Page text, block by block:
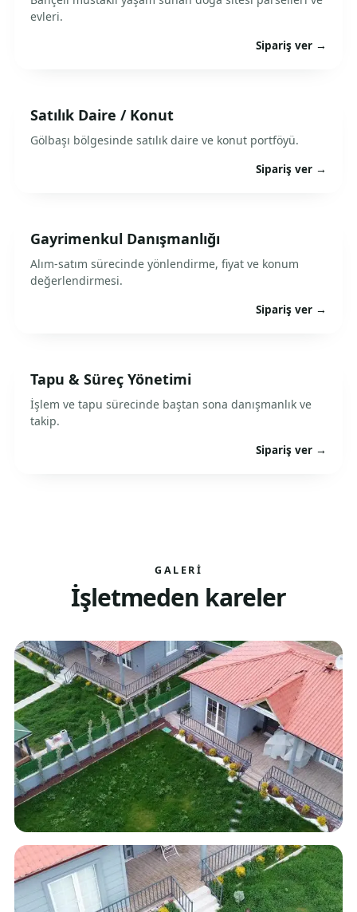
evleri.
Sipariş ver →
Satılık Daire / Konut
Gölbaşı bölgesinde satılık daire ve konut portföyü.
Sipariş ver →
Gayrimenkul Danışmanlığı
Alım-satım sürecinde yönlendirme, fiyat ve konum
değerlendirmesi.
Sipariş ver →
Tapu & Süreç Yönetimi
İşlem ve tapu sürecinde baştan sona danışmanlık ve
takip.
Sipariş ver →
GALERI
İşletmeden kareler